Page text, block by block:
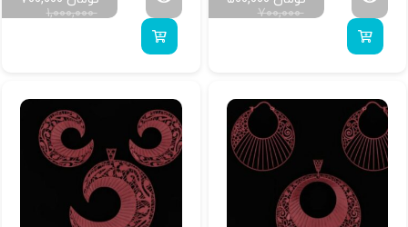
۷۰۰,۰۰۰ ۱,۰۰۰,۰۰۰